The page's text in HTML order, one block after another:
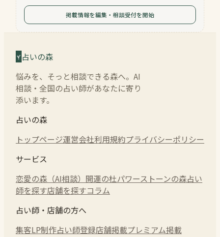
掲載情報を編集・相談受付を開始
占いの森
悩みを、そっと相談できる森へ。AI
相談・全国の占い師があなたに寄り
添います。
占いの森
トップページ運営会社利用規約プライバシーポリシー
サービス
恋愛の森（AI相談） 開運の杜パワーストーンの森占い
師を探す店舗を探すコラム
占い師・店舗の方へ
集客LP制作占い師登録店舗掲載プレミアム掲載